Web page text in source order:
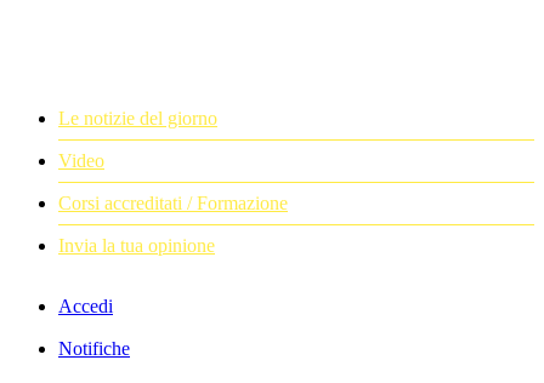
Le notizie del giorno
Video
Corsi accreditati / Formazione
Invia la tua opinione
Accedi
Notifiche